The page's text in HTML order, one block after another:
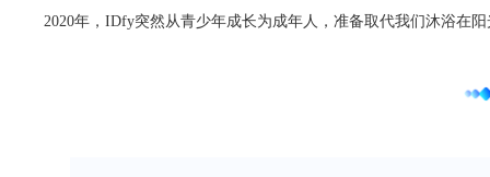
2020年，IDfy突然从青少年成长为成年人，准备取代我们沐浴在